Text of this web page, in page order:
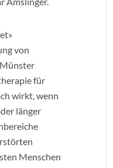
von
für
wirkt, wenn
länger
Menschen